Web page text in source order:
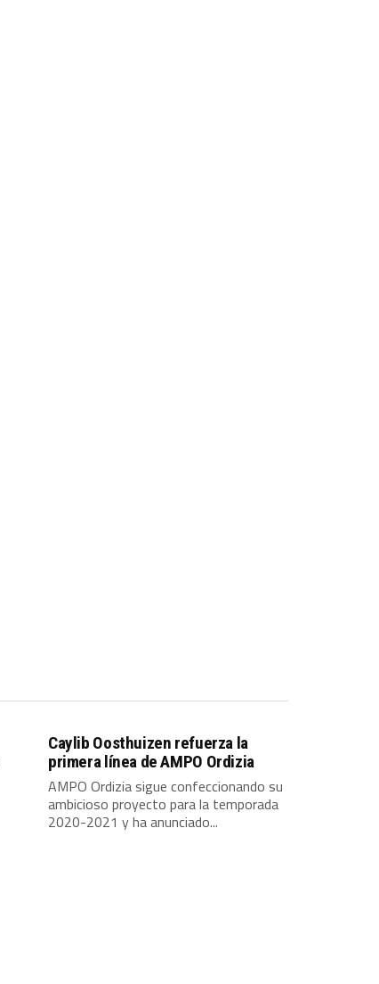
Caylib Oosthuizen refuerza la
primera línea de AMPO Ordizia
AMPO Ordizia sigue confeccionando su
ambicioso proyecto para la temporada
2020-2021 y ha anunciado...